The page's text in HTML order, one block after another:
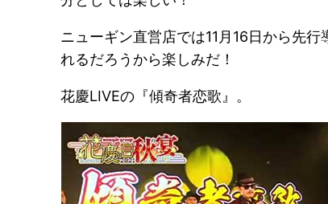
ニューギン直営店では11月16日から先
れるだろうから楽しみだ！
花慶LIVEの『傾奇者恋歌』。